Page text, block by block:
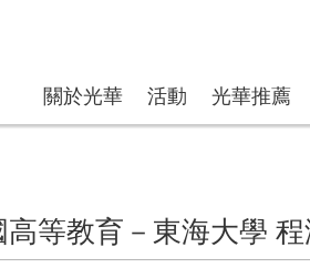
關於光華 活動 光華推薦
等教育－東海大學